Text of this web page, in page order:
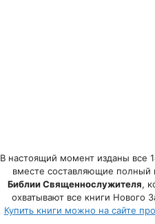
В настоящий момент изданы все
вместе составляющие полный
Библии Священнослужителя,
охватывают все книги Нового
Купить книги можно на сайте